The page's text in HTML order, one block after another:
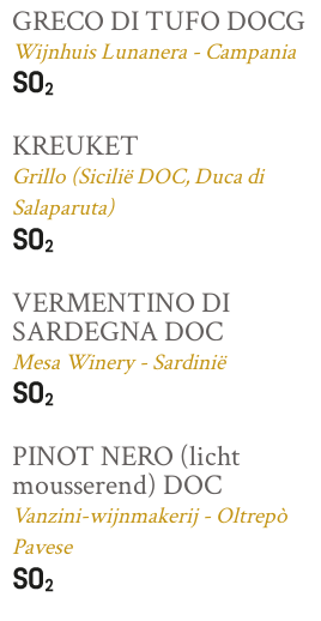
GRECO DI TUFO DOCG
Wijnhuis Lunanera - Campania
KREUKET
Grillo (Sicilië DOC, Duca di
Salaparuta)
VERMENTINO DI
SARDEGNA DOC
Mesa Winery - Sardinië
PINOT NERO (licht
mousserend) DOC
Vanzini-wijnmakerij - Oltrepò
Pavese